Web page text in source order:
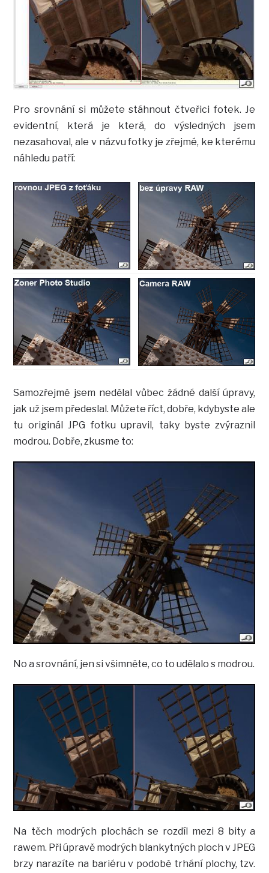
Pro srovnání si můžete stáhnout čtveřici fotek. Je
evidentní, která je která, do výsledných jsem
nezasahoval, ale v názvu fotky je zřejmé, ke kterému
náhledu patří:
Samozřejmě jsem nedělal vůbec žádné další úpravy,
jak už jsem předeslal. Můžete říct, dobře, kdybyste ale
tu originál JPG fotku upravil, taky byste zvýraznil
modrou. Dobře, zkusme to:
No a srovnání, jen si všimněte, co to udělalo s modrou.
Na těch modrých plochách se rozdíl mezi 8 bity a
rawem. Při úpravě modrých blankytných ploch v JPEG
brzy narazíte na bariéru v podobě trhání plochy, tzv.